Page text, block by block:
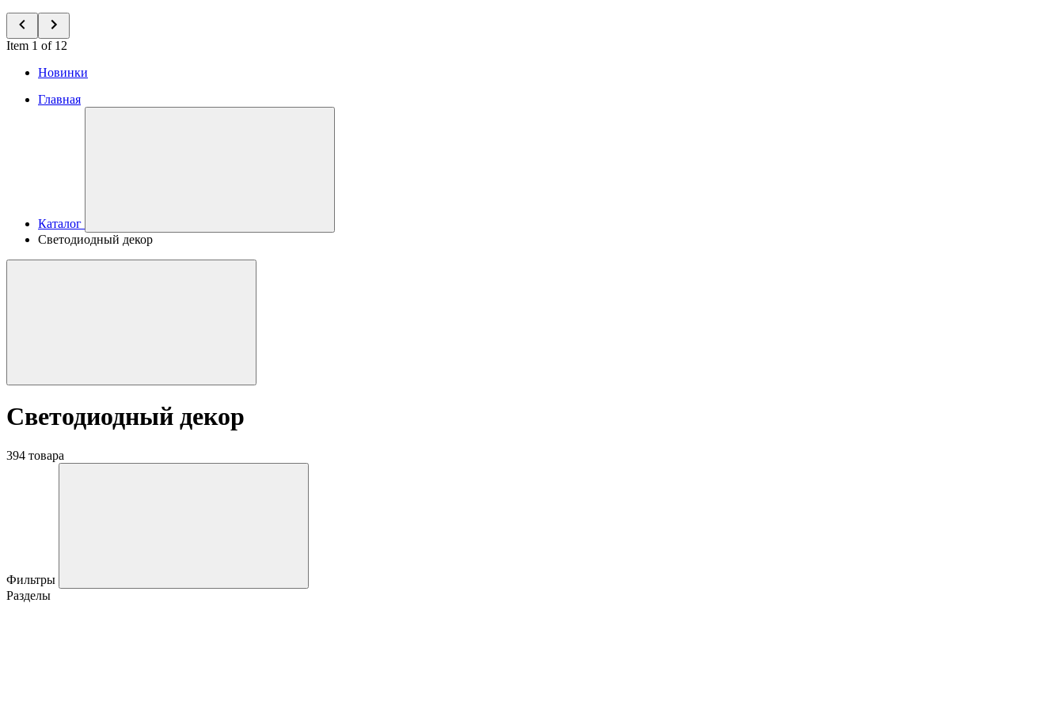
Item 1 of 12
Новинки
Главная
Каталог
Светодиодный декор
Светодиодный декор
394 товара
Фильтры
Разделы